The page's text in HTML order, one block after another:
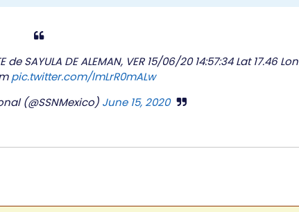
SAYULA DE ALEMAN, VER 15/06/20 14:57:34 Lat 17.46 Lon
pic.twitter.com/lmLrR0mALw
(@SSNMexico) June 15, 2020